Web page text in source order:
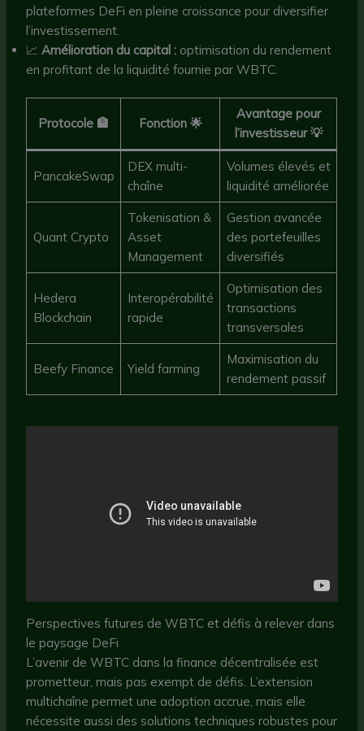
plateformes DeFi en pleine croissance pour diversifier
l’investissement.
📈Amélioration du capital : optimisation du rendement
en profitant de la liquidité fournie par WBTC.
Protocole 🏦 Fonction 🌟
Avantage pour
l’investisseur 💡
PancakeSwap
DEX multi-
chaîne
Volumes élevés et
liquidité améliorée
Quant Crypto
Tokenisation &
Asset
Management
Gestion avancée
des portefeuilles
diversifiés
Hedera
Blockchain
Interopérabilité
rapide
Optimisation des
transactions
transversales
Beefy Finance Yield farming
Maximisation du
rendement passif
Perspectives futures de WBTC et défis à relever dans
le paysage DeFi
L’avenir de WBTC dans la finance décentralisée est
prometteur, mais pas exempt de défis. L’extension
multichaîne permet une adoption accrue, mais elle
nécessite aussi des solutions techniques robustes pour